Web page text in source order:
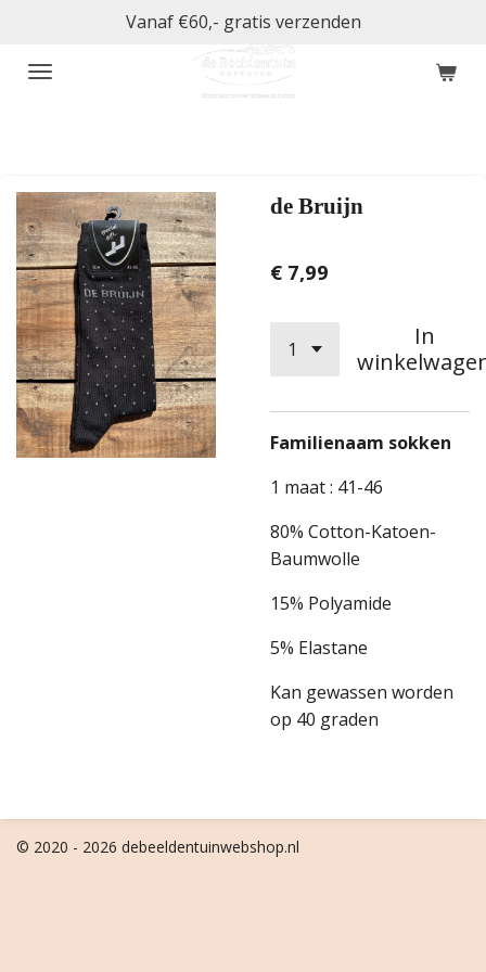
naar
Vanaf €60,- gratis verzenden
de Bruijn
€ 7,99
In
Familienaam sokken
1 maat : 41-46
80% Cotton-Katoen-
Baumwolle
15% Polyamide
5% Elastane
Kan gewassen worden
op 40 graden
© 2020 - 2026 debeeldentuinwebshop.nl